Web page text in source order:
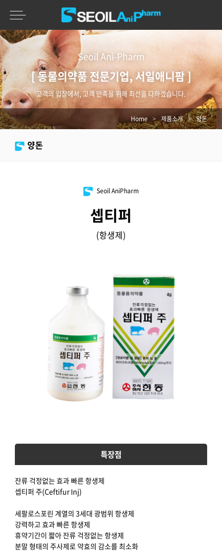
Seoil Ani-Pharm
[ 동물의약품 전문기업, 서일애니팜 ]
고객의 입장에서, 고객 만족을 위해 최선을 다하겠습니다.
Home > 제품소개 > 양돈
양돈
Seoil AniPharm
셉티퍼
(항생제)
특장점
잔류 걱정없는 효과 빠른 항생제
셉티퍼 주(Ceftifur Inj)
세팔로스포린 계열의 3세대 광범위 항생제
강력하고 효과 빠른 항생제
휴약기간이 짧아 잔류 걱정없는 항생제
분말 형태의 주사제로 약효의 감소를 최소화